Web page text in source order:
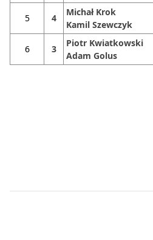
5 4
Michał Krok
Kamil Szewczyk
6 3
Piotr Kwiatkowski
Adam Golus